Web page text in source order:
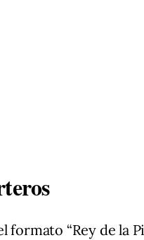
formato “Rey de la